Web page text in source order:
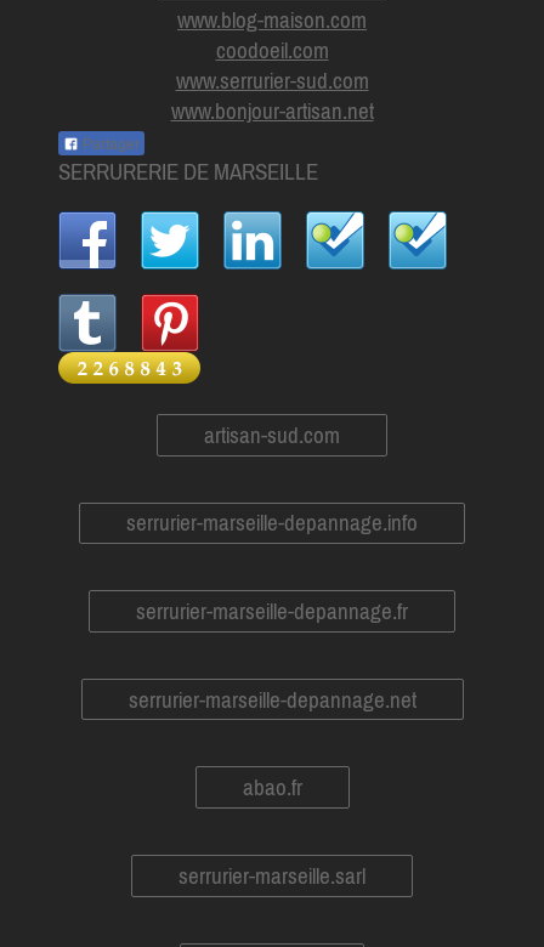
www.blog-maison.com
coodoeil.com
www.serrurier-sud.com
www.bonjour-artisan.net
Partager
SERRURERIE DE MARSEILLE
artisan-sud.com
serrurier-marseille-depannage.info
serrurier-marseille-depannage.fr
serrurier-marseille-depannage.net
abao.fr
serrurier-marseille.sarl